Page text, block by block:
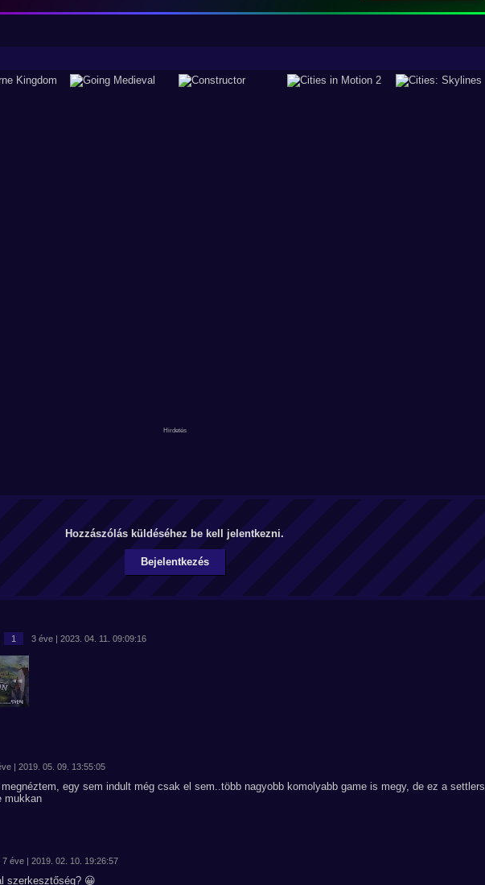
Hozzászólás küldéséhez be kell jelentkezni.
Bejelentkezés
1 3 éve | 2023. 04. 11. 09:09:16
| 2019. 05. 09. 13:55:05
egy sem indult még csak el sem..több nagyobb komolyabb game is megy, de ez a settlers
mukkan
7 éve | 2019. 02. 10. 19:26:57
szerkesztőség? 😀